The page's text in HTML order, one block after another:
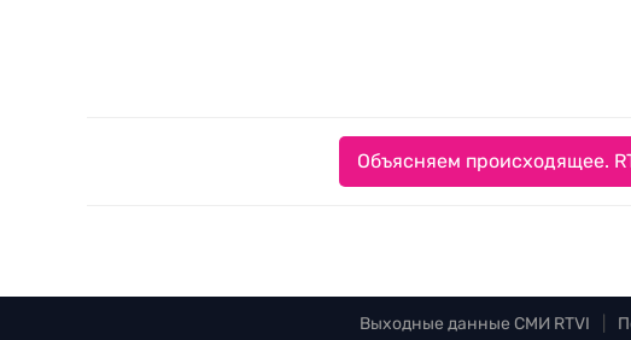
Объясняем происходящее.
Выходные данные СМИ RTVI